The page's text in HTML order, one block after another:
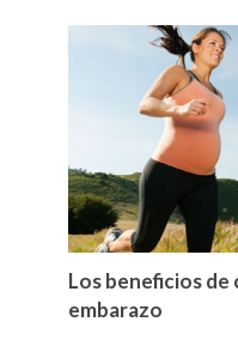
Los beneficios
embarazo